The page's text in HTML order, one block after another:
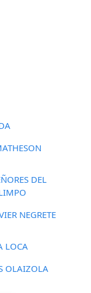
DEL
NEGRETE
LOCA
OLAIZOLA